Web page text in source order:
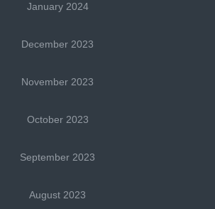
January 2024
December 2023
November 2023
October 2023
September 2023
August 2023